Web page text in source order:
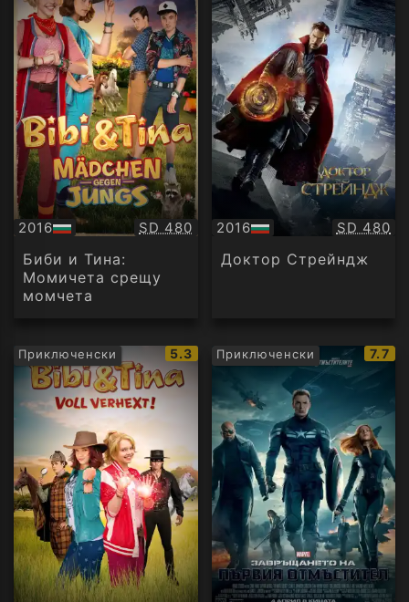
2016
БГ
аудио
Качество:
SD 480
Биби и Тина:
Момичета срещу
момчета
2016
БГ
аудио
SD 480
Доктор Стрейндж
Приключенски
IMDb
рейтинг:
5.3 Приключенски
IMDb
7.7